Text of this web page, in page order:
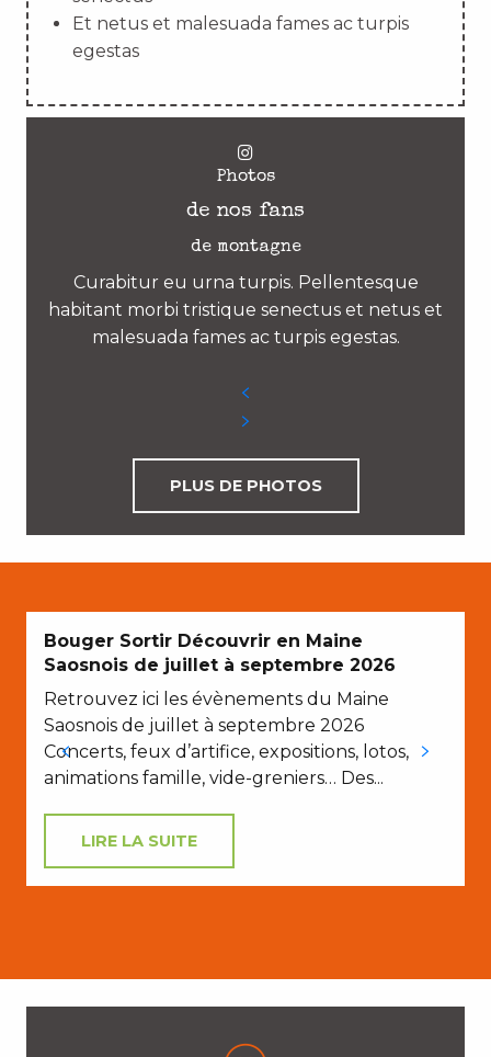
Et netus et malesuada fames ac turpis
egestas
Photos
de nos fans
de montagne
Curabitur eu urna turpis. Pellentesque
habitant morbi tristique senectus et netus et
malesuada fames ac turpis egestas.
PLUS DE PHOTOS
Bouger Sortir Découvrir en Maine
Saosnois de juillet à septembre 2026
Retrouvez ici les évènements du Maine
Saosnois de juillet à septembre 2026
Concerts, feux d’artifice, expositions, lotos,
animations famille, vide-greniers… Des...
LIRE LA SUITE